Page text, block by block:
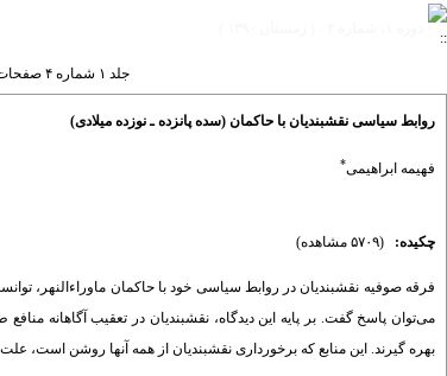
جلد ۱ شماره ۴ صفحات ۲۶-۷
روابط سیاسی نقشبندیان با حاکمان (سده پانزده ـ نوزده میلادی)
فهیمه ابراهیمی*
چکیده: (۵۷۰۹ مشاهده)
فرقه صوفیه نقشبندیان در روابط سیاسی خود با حاکمان ماوراءالنهر،
می‌توان پاسخ گفت. بر پایه این دیدگاه، نقشبندیان در تعقیب آگاهانه
بهره گیرند. این منابع که برخورداری نقشبندیان از همه آنها روشن